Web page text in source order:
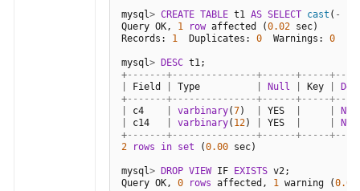
mysql> CREATE TABLE t1 AS SELECT cast ( -
Query OK, 1 row affected (0.02 sec)
Records: 1
  Duplicates:
0
  Warnings:
0
mysql> DESC
+-------+---------------+------+-----
Field Type Null Key
+-------+---------------+------+-----
c4 varbinary(7) YES
c14 varbinary( 12) YES
+-------+---------------+------+-----
2
rows in set (0.00 sec)
mysql> DROP VIEW IF EXISTS v2;
Query OK, 0 rows affected, 1 warning (0.00